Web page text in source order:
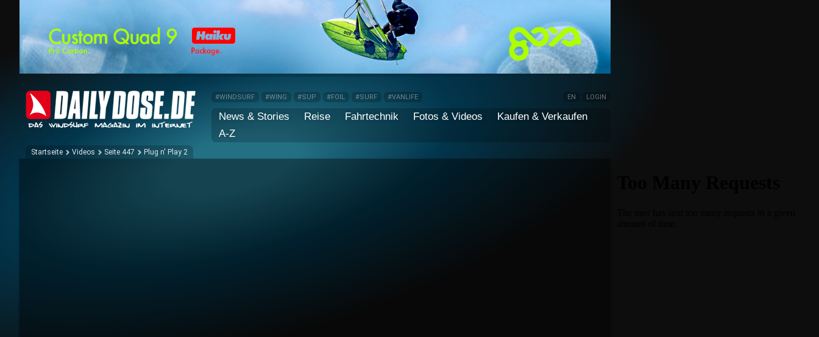
#WINDSURF #WING #SUP #FOIL #SURF #VANLIFE EN LOGIN
News & Stories Reise Fahrtechnik Fotos & Videos
Kaufen & Verkaufen
A-Z
Startseite Videos Seite 447 Plug n' Play 2